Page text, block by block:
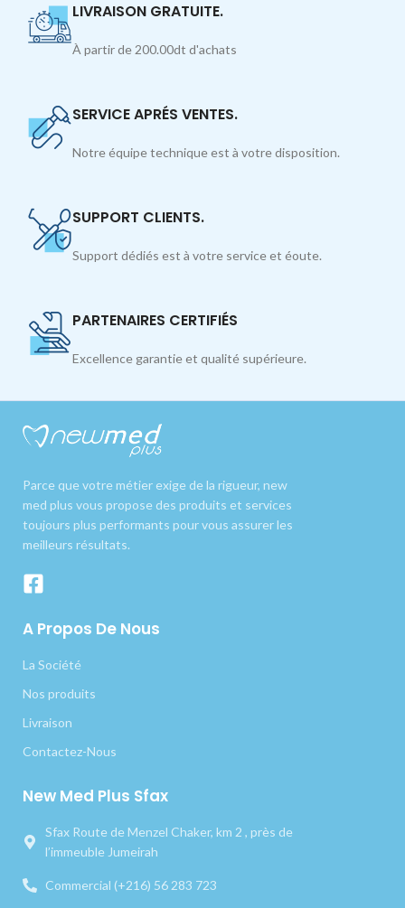
LIVRAISON GRATUITE.
À partir de 200.00dt d'achats
SERVICE APRÉS VENTES.
Notre équipe technique est à votre disposition.
SUPPORT CLIENTS.
Support dédiés est à votre service et éoute.
PARTENAIRES CERTIFIÉS
Excellence garantie et qualité supérieure.
Parce que votre métier exige de la rigueur, new
med plus vous propose des produits et services
toujours plus performants pour vous assurer les
meilleurs résultats.
A Propos De Nous
La Société
Nos produits
Livraison
Contactez-Nous
New Med Plus Sfax
Sfax Route de Menzel Chaker, km 2 , près de
l’immeuble Jumeirah
Commercial (+216) 56 283 723